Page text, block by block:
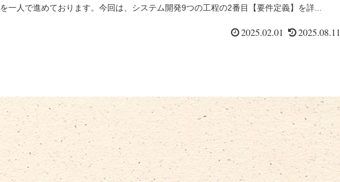
を一人で進めております。今回は、システム開発9つの工程の2番目【要件定義】を詳...
2025.02.01 2025.08.11